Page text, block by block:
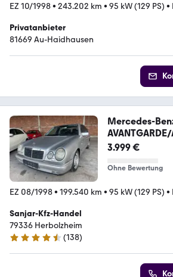
EZ 10/1998• 243.202 km • 95 kW (129 PS) •
Privatanbieter
81669 Au-Haidhausen
Mercedes-
EMPO
3.999 €
Ohne Bewertung
EZ 08/1998• 199.540 km • 95 kW (129 PS) •
Sanjar-Kfz-Handel
79336 Herbolzheim
4.5 Sterne
(138)